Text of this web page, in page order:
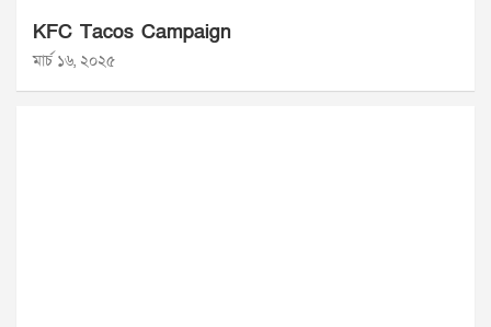
KFC Tacos Campaign
মার্চ ১৬, ২০২৫